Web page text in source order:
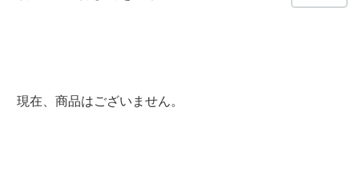
現在、商品はございません。